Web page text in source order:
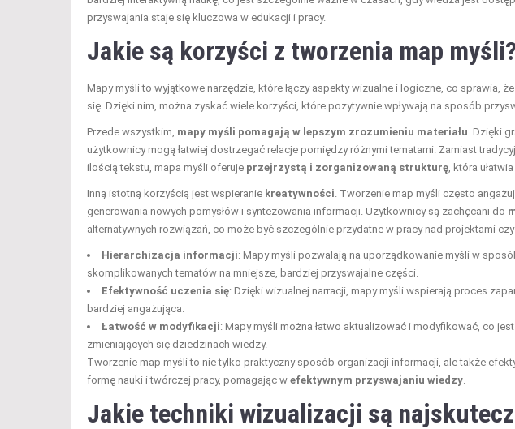
przyswajania staje się kluczowa w edukacji i pracy.
Jakie są korzyści z tworzenia map
Mapy myśli to wyjątkowe narzędzie, które łączy aspekty wizualne i logiczne, co sprawia,
się. Dzięki nim, można zyskać wiele korzyści, które pozytywnie wpływają na sposób
Przede wszystkim, mapy myśli pomagają w lepszym zrozumieniu materiału . Dzięki
użytkownicy mogą łatwiej dostrzegać relacje pomiędzy różnymi tematami. Zamiast
ilością tekstu, mapa myśli oferuje przejrzystą i zorganizowaną strukturę , która
Inną istotną korzyścią jest wspieranie kreatywności . Tworzenie map myśli często
generowania nowych pomysłów i syntezowania informacji. Użytkownicy są zachęcani do
alternatywnych rozwiązań, co może być szczególnie przydatne w pracy nad projektami
Hierarchizacja informacji: Mapy myśli pozwalają na uporządkowanie myśli w
skomplikowanych tematów na mniejsze, bardziej przyswajalne części.
Efektywność uczenia się: Dzięki wizualnej narracji, mapy myśli wspierają proces
bardziej angażująca.
Łatwość w modyfikacji: Mapy myśli można łatwo aktualizować i modyfikować, co
zmieniających się dziedzinach wiedzy.
Tworzenie map myśli to nie tylko praktyczny sposób organizacji informacji, ale także
formę nauki i twórczej pracy, pomagając w efektywnym przyswajaniu wiedzy
Jakie techniki wizualizacji są